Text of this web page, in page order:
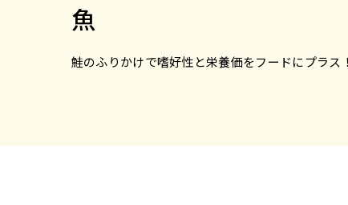
魚
鮭のふりかけで嗜好性と栄養価をフードにプラス！